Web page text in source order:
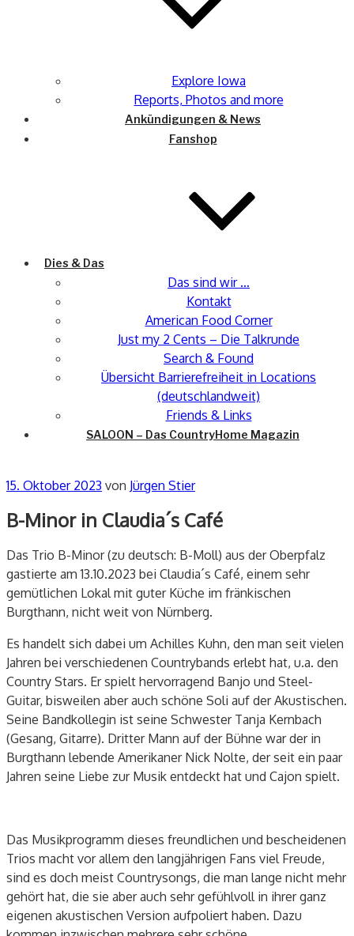
Explore Iowa
Reports, Photos and more
Ankündigungen & News
Fanshop
Dies & Das
Das sind wir …
Kontakt
American Food Corner
Just my 2 Cents – Die Talkrunde
Search & Found
Übersicht Barrierefreiheit in Locations
(deutschlandweit)
Friends & Links
SALOON – Das CountryHome Magazin
Veröffentlicht
15. Oktober 2023 von Jürgen Stier
B-Minor in Claudia´s Café
Das Trio B-Minor (zu deutsch: B-Moll) aus der Oberpfalz
gastierte am 13.10.2023 bei Claudia´s Café, einem sehr
gemütlichen Lokal mit guter Küche im fränkischen
Burgthann, nicht weit von Nürnberg.
Es handelt sich dabei um Achilles Kuhn, den man seit vielen
Jahren bei verschiedenen Countrybands erlebt hat, u.a. den
Country Stars. Er spielt hervorragend Banjo und Steel-
Guitar, bisweilen aber auch schöne Soli auf der Akustischen.
Seine Bandkollegin ist seine Schwester Tanja Kernbach
(Gesang, Gitarre). Dritter Mann auf der Bühne war der in
Burgthann lebende Amerikaner Nick Nolte, der seit ein paar
Jahren seine Liebe zur Musik entdeckt hat und Cajon spielt.
Das Musikprogramm dieses freundlichen und bescheidenen
Trios macht vor allem den langjährigen Fans viel Freude,
sind es doch meist Countrysongs, die man lange nicht mehr
gehört hat, die sie aber auch sehr gefühlvoll in ihrer ganz
eigenen akustischen Version aufpoliert haben. Dazu